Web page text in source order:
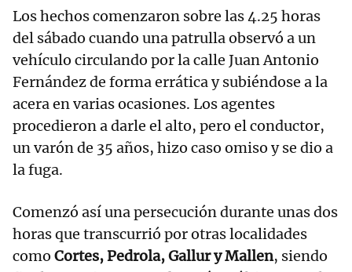
Los hechos comenzaron sobre las 4.25 horas
del sábado cuando una patrulla observó a un
vehículo circulando por la calle Juan Antonio
Fernández de forma errática y subiéndose a la
acera en varias ocasiones. Los agentes
procedieron a darle el alto, pero el conductor,
un varón de 35 años, hizo caso omiso y se dio a
la fuga.
Comenzó así una persecución durante unas dos
horas que transcurrió por otras localidades
como Cortes, Pedrola, Gallur y Mallen, siendo